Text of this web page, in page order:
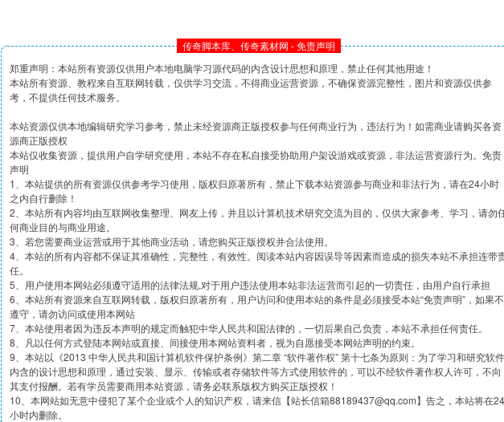
传奇脚本库、传奇素材网 - 免责声明
郑重声明：本站所有资源仅供用户本地电脑学习源代码的内含设计思想和原理，禁止任何其他用途！
本站所有资源、教程来自互联网转载，仅供学习交流，不得商业运营资源，不确保资源完整性，图片和资源仅供参
考，不提供任何技术服务。
本站资源仅供本地编辑研究学习参考，禁止未经资源商正版授权参与任何商业行为，违法行为！如需商业请购买各资
源商正版授权
本站仅收集资源，提供用户自学研究使用，本站不存在私自接受协助用户架设游戏或资源，非法运营资源行为。免责
声明
1、本站提供的所有资源仅供参考学习使用，版权归原著所有，禁止下载本站资源参与商业和非法行为，请在24小时
之内自行删除！
2、本站所有内容均由互联网收集整理、网友上传，并且以计算机技术研究交流为目的，仅供大家参考、学习，请勿
何商业目的与商业用途。
3、若您需要商业运营或用于其他商业活动，请您购买正版授权并合法使用。
4、本站的所有内容都不保证其准确性，完整性，有效性。阅读本站内容因误导等因素而造成的损失本站不承担连带
任。
5、用户使用本网站必须遵守适用的法律法规,对于用户违法使用本站非法运营而引起的一切责任，由用户自行承担
6、本站所有资源来自互联网转载，版权归原著所有，用户访问和使用本站的条件是必须接受本站“免责声明”，如果不
遵守，请勿访问或使用本网站
7、本站使用者因为违反本声明的规定而触犯中华人民共和国法律的，一切后果自己负责，本站不承担任何责任。
8、凡以任何方式登陆本网站或直接、间接使用本网站资料者，视为自愿接受本网站声明的约束。
9、本站以《2013 中华人民共和国计算机软件保护条例》第二章 “软件著作权” 第十七条为原则：为了学习和研究软件
内含的设计思想和原理，通过安装、显示、传输或者存储软件等方式使用软件的，可以不经软件著作权人许可，不向
其支付报酬。若有学员需要商用本站资源，请务必联系版权方购买正版授权！
10、本网站如无意中侵犯了某个企业或个人的知识产权，请来信【站长信箱88189437@qq.com】告之，本站将在24
小时内删除。